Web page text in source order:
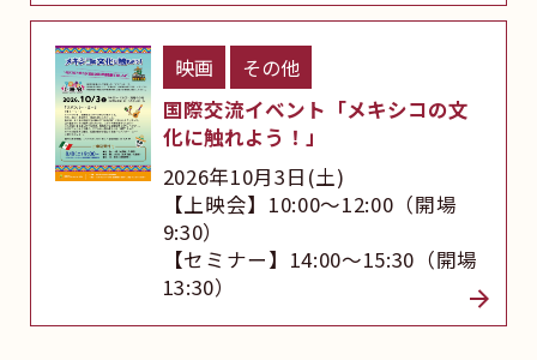
映画
その他
国際交流イベント「メキシコの文
化に触れよう！」
2026年10月3日(土)
【上映会】10:00～12:00（開場
9:30）
【セミナー】14:00～15:30（開場
13:30）